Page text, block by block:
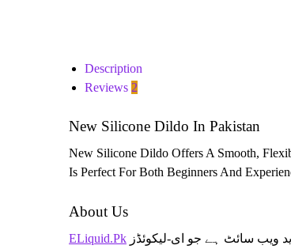
Description
Reviews 2
New Silicone Dildo In Pakistan
New Silicone Dildo Offers A Smooth,
Is Perfect For Both Beginners And
About Us
ELiquid.Pk